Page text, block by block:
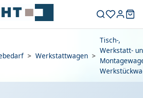
> Werkstattwagen >
Tisch-,
Werkstatt-